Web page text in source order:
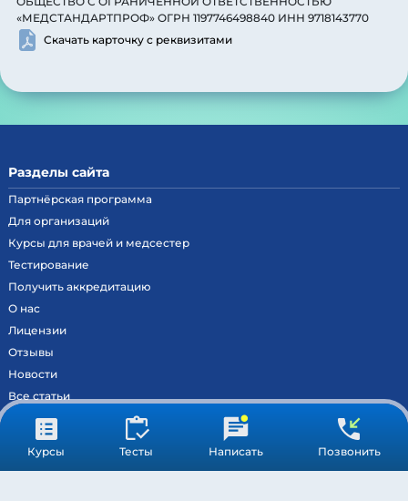
Курсы Тесты Написать Позвонить
«МЕДСТАНДАРТПРОФ» ОГРН 1197746498840 ИНН 9718143770
Скачать карточку с реквизитами
Наш сайт в автоматическом режиме собирает данные о Вашем
местоположении, IP адресе и файлах cookies. Продолжая пользоваться сайтом,
Разделы сайта
Партнёрская программа
Для организаций
Курсы для врачей и медсестер
Тестирование
Получить аккредитацию
О нас
Лицензии
Отзывы
Новости
Все статьи
Контакты
Вход на образовательный портал
Сведения